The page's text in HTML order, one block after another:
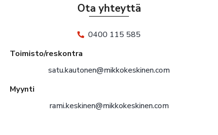
Ota yhteyttä
0400 115 585
Toimisto/reskontra
satu.kautonen@mikkokeskinen.com
Myynti
rami.keskinen@mikkokeskinen.com